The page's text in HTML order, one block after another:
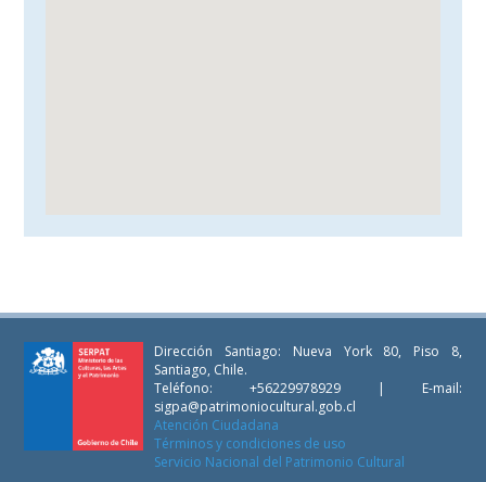
Dirección Santiago: Nueva York 80, Piso 8,
Santiago, Chile.
Teléfono: +56229978929 | E-mail:
sigpa@patrimoniocultural.gob.cl
Atención Ciudadana
Términos y condiciones de uso
Servicio Nacional del Patrimonio Cultural